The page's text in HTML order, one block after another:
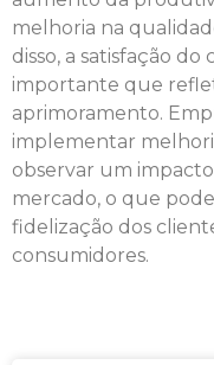
melhoria na
disso, a satisfação
importante que
aprimoramento.
implementar
observar um
mercado, o que
fidelização dos
consumidores.